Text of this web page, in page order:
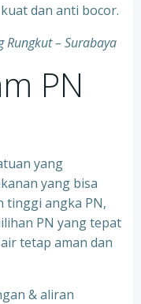
dan anti bocor.
Rungkut – Surabaya
PN
yang
yang bisa
tinggi angka PN,
PN yang tepat
tetap aman dan
& aliran